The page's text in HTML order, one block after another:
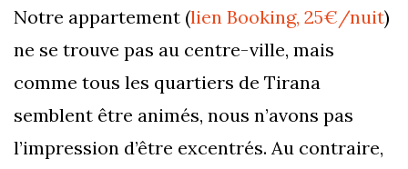
Notre appartement (lien Booking, 25€/nuit)
ne se trouve pas au centre-ville, mais
comme tous les quartiers de Tirana
semblent être animés, nous n’avons pas
l’impression d’être excentrés. Au contraire,